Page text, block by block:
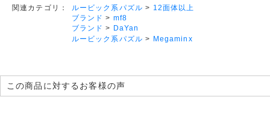
関連カテゴリ： ルービック系パズル > 12面体以上
ブランド > mf8
ブランド >
DaYan
ルービック系パズル > Megaminx
この商品に対するお客様の声